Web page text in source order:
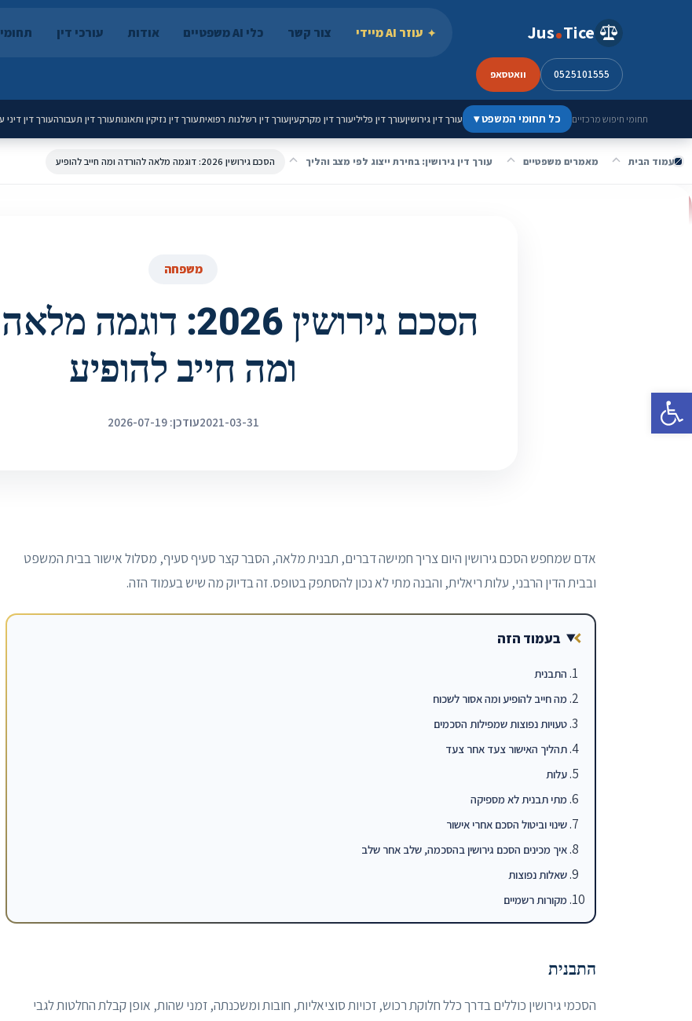
פתח סרגל נגישות
Jus Tice עוזר AI מיידי צור קשר כלי AI משפטיים אודות עורכי דין
0525101555 וואטסאפ
תחומי חיפוש מרכזיים כל תחומי המשפט▾ עורך דין גירושיןעורך דין פליליעורך דין מקרקעיןעורך דין רשלנות רפואיתעורך דין נזיקין ותאונותעורך דין תעבורהעורך דין דיני
עמוד הבית מאמרים משפטיים עורך דין גירושין: בחירת ייצוג לפי מצב והליך הסכם גירושין 2026: דוגמה מלאה להורדה ומה חייב להופיע
משפחה
הסכם גירושין 2026:
ומה חייב להופיע
2021-03-31עודכן: 2026-07-19
אדם שמחפש הסכם גירושין היום צריך חמישה דברים, תבנית מלאה, הסבר קצר סעיף סעיף, מסלול אישור בבית המשפט
ובבית הדין הרבני, עלות ריאלית, והבנה מתי לא נכון להסתפק בטופס. זה בדיוק מה שיש בעמוד הזה.
בעמוד הזה
התבנית
מה חייב להופיע ומה אסור לשכוח
טעויות נפוצות שמפילות הסכמים
תהליך האישור צעד אחר צעד
עלות
מתי תבנית לא מספיקה
שינוי וביטול הסכם אחרי אישור
איך מכינים הסכם גירושין בהסכמה, שלב אחר שלב
שאלות נפוצות
מקורות רשמיים
התבנית
הסכמי גירושין כוללים בדרך כלל חלוקת רכוש, זכויות סוציאליות, חובות ומשכנתה, זמני שהות, אופן קבלת החלטות לגבי